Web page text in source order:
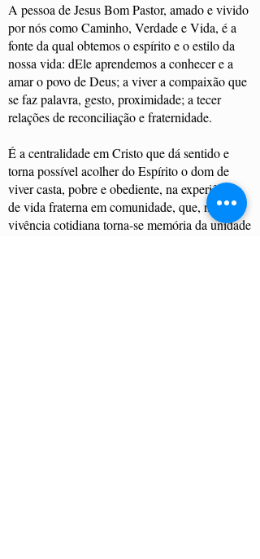
A pessoa de Jesus Bom Pastor, amado e vivido
por nós como Caminho, Verdade e Vida, é a
fonte da qual obtemos o espírito e o estilo da
nossa vida: dEle aprendemos a conhecer e a
amar o povo de Deus; a viver a compaixão que
se faz palavra, gesto, proximidade; a tecer
relações de reconciliação e fraternidade.
É a centralidade em Cristo que dá sentido e
torna possível acolher do Espírito o dom de
viver casta, pobre e obediente, na experiência
de vida fraterna em comunidade, que, na
vivência cotidiana torna-se memória da unidade